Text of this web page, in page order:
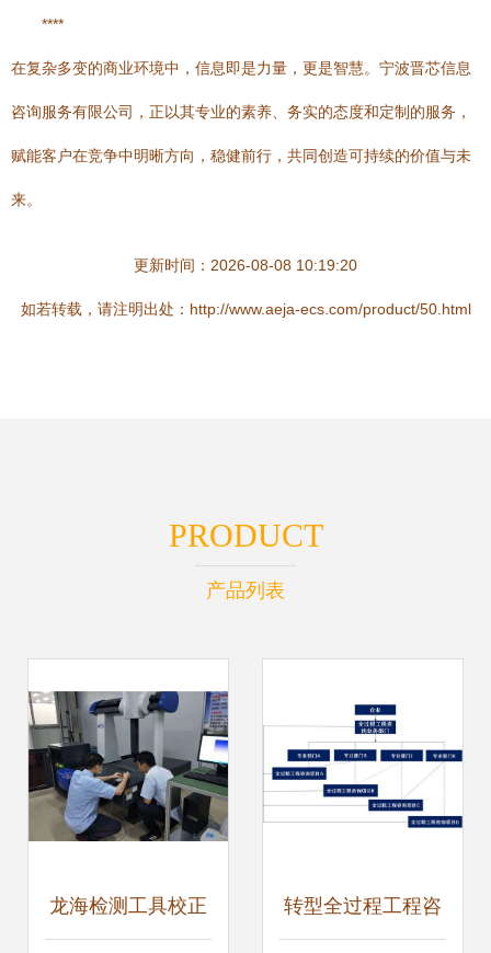
****
在复杂多变的商业环境中，信息即是力量，更是智慧。宁波晋芯信息
咨询服务有限公司，正以其专业的素养、务实的态度和定制的服务，
赋能客户在竞争中明晰方向，稳健前行，共同创造可持续的价值与未
来。
更新时间：2026-08-08 10:19:20
如若转载，请注明出处：http://www.aeja-ecs.com/product/50.html
PRODUCT
产品列表
龙海检测工具校正 转型全过程工程咨